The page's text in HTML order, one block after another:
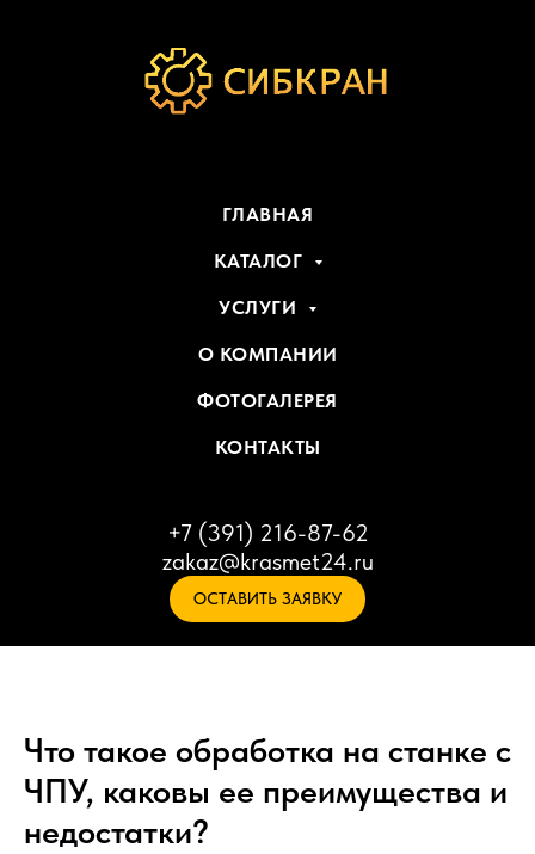
ГЛАВНАЯ
КАТАЛОГ
УСЛУГИ
О КОМПАНИИ
ФОТОГАЛЕРЕЯ
КОНТАКТЫ
+7 (391) 216-87-62
zakaz@krasmet24.ru
ОСТАВИТЬ ЗАЯВКУ
Что такое обработка на станке с
ЧПУ, каковы ее преимущества и
недостатки?